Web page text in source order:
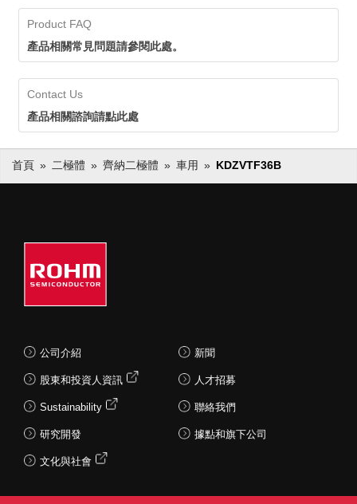
Product FAQ
產品相關常見問題請參閱此處。
Contact Us
產品相關諮詢請點此處
首頁 二極體 齊納二極體 車用 KDZVTF36B
公司介紹
股東和投資人資訊
Sustainability
研究開發
文化與社會
新聞
人才招募
聯絡我們
據點和旗下公司